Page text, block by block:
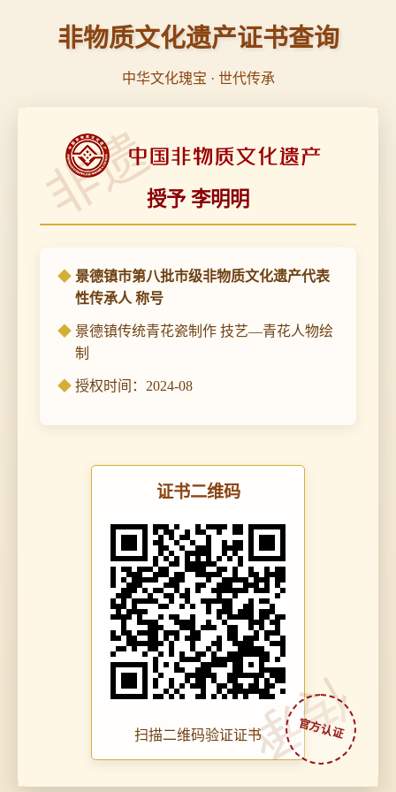
非物质文化遗产证书查询
中华文化瑰宝 · 世代传承
非遗
传承
授予 李明明
景德镇市第八批市级非物质文化遗产代表
性传承人 称号
景德镇传统青花瓷制作 技艺—青花人物绘
制
授权时间：2024-08
证书二维码
扫描二维码验证证书